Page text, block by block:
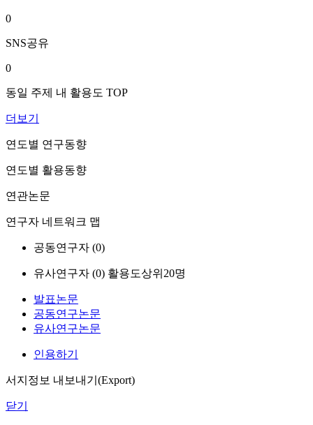
0
SNS공유
0
동일 주제 내 활용도 TOP
더보기
연도별 연구동향
연도별 활용동향
연관논문
연구자 네트워크 맵
공동연구자 (0)
유사연구자 (0) 활용도상위20명
발표논문
공동연구논문
유사연구논문
인용하기
서지정보 내보내기(Export)
닫기